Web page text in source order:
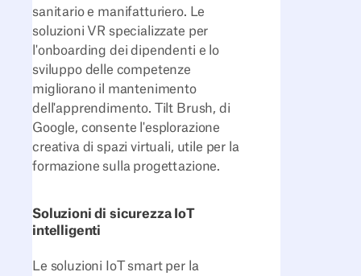
sanitario e manifatturiero. Le
soluzioni VR specializzate per
l'onboarding dei dipendenti e lo
sviluppo delle competenze
migliorano il mantenimento
dell'apprendimento. Tilt Brush, di
Google, consente l'esplorazione
creativa di spazi virtuali, utile per la
formazione sulla progettazione.
Soluzioni di sicurezza IoT
intelligenti
Le soluzioni IoT smart per la